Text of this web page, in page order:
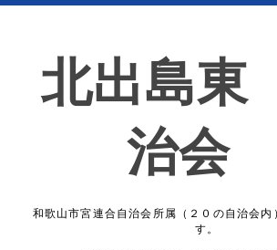
北出島
治会
和歌山市宮連合自治会所属（２０の自治会内
す。